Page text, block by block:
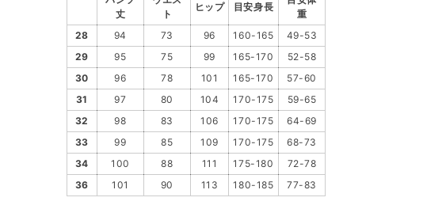
丈
ト
ヒップ 目安身長
重
28
94 73 96 160-165
49-53
29
95 75 99 165-170
52-58
30
96 78 101 165-170
57-60
31
97 80 104 170-175
59-65
32
98 83 106 170-175
64-69
33
99 85 109 170-175
68-73
34
100 88 111 175-180
72-78
36
101 90 113 180-185 77-83